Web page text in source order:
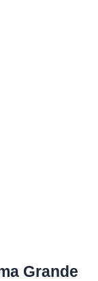
Grande